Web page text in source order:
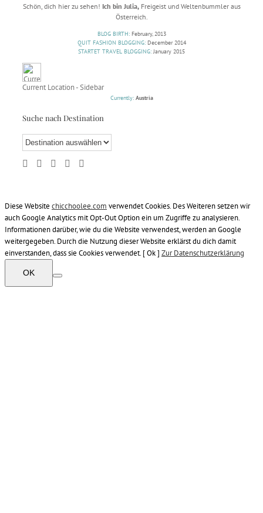
Schön, dich hier zu sehen! Ich bin Julia,Freigeist und Weltenbummler aus
Österreich.
BLOG BIRTH:February, 2013
QUIT FASHION BLOGGING:December 2014
STARTET TRAVEL BLOGGING: January 2015
Current Location - Sidebar
Currently: Austria
Suche nach Destination
Diese Website chicchoolee.com verwendet Cookies. Des Weiteren setzen wir
auch Google Analytics mit Opt-Out Option ein um Zugriffe zu analysieren.
Informationen darüber, wie du die Website verwendest, werden an Google
weitergegeben. Durch die Nutzung dieser Website erklärst du dich damit
einverstanden, dass sie Cookies verwendet. [ Ok ] Zur Datenschutzerklärung
OK